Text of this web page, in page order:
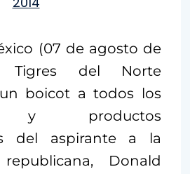
(07 de agosto de
Tigres del Norte
boicot a todos los
y productos
del aspirante a la
Donald